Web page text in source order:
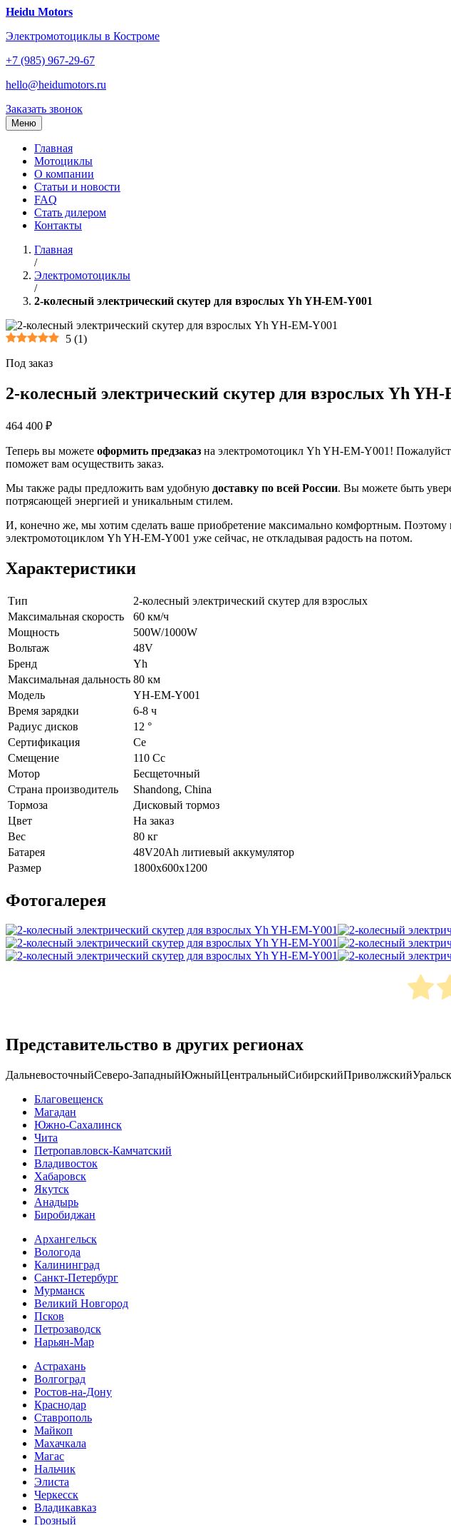
Перейти
содержанию
Heidu Motors
Электромотоциклы в Костроме
+7 (985) 967-29-67
hello@heidumotors.ru
Заказать звонок
Меню
Главная
Мотоциклы
О компании
Статьи и новости
FAQ
Стать дилером
Контакты
Главная
/
Электромотоциклы
/
2-колесный электрический скутер для взрослых Yh YH-EM-Y001
5 (1)
Под заказ
2-колесный электрический скутер для взрослых Yh YH-
464 400 ₽
Теперь вы можете оформить предзаказ на электромотоцикл Yh YH-EM-Y001!
поможет вам осуществить заказ.
Мы также рады предложить вам удобную доставку по всей России. Вы можете быть
потрясающей энергией и уникальным стилем.
И, конечно же, мы хотим сделать ваше приобретение максимально комфортным. Поэтому
электромотоциклом Yh YH-EM-Y001 уже сейчас, не откладывая радость на потом.
Характеристики
Тип
2-колесный электрический скутер для взрослых
Максимальная скорость
60 км/ч
Мощность
500W/1000W
Вольтаж
48V
Бренд
Yh
Максимальная дальность 80 км
Модель
YH-EM-Y001
Время зарядки
6-8 ч
Радиус дисков
12 °
Сертификация
Ce
Смещение
110 Cc
Мотор
Бесщеточный
Страна производитель
Shandong, China
Тормоза
Дисковый тормоз
Цвет
На заказ
Вес
80 кг
Батарея
48V20Ah литиевый аккумулятор
Размер
1800x600x1200
Фотогалерея
Представительство в других регионах
ДальневосточныйСеверо-ЗападныйЮжныйЦентральныйСибирскийПриволжский
Благовещенск
Магадан
Южно-Сахалинск
Чита
Петропавловск-Камчатский
Владивосток
Хабаровск
Якутск
Анадырь
Биробиджан
Архангельск
Вологода
Калининград
Санкт-Петербург
Мурманск
Великий Новгород
Псков
Петрозаводск
Нарьян-Мар
Астрахань
Волгоград
Ростов-на-Дону
Краснодар
Ставрополь
Майкоп
Махачкала
Магас
Нальчик
Элиста
Черкесск
Владикавказ
Грозный